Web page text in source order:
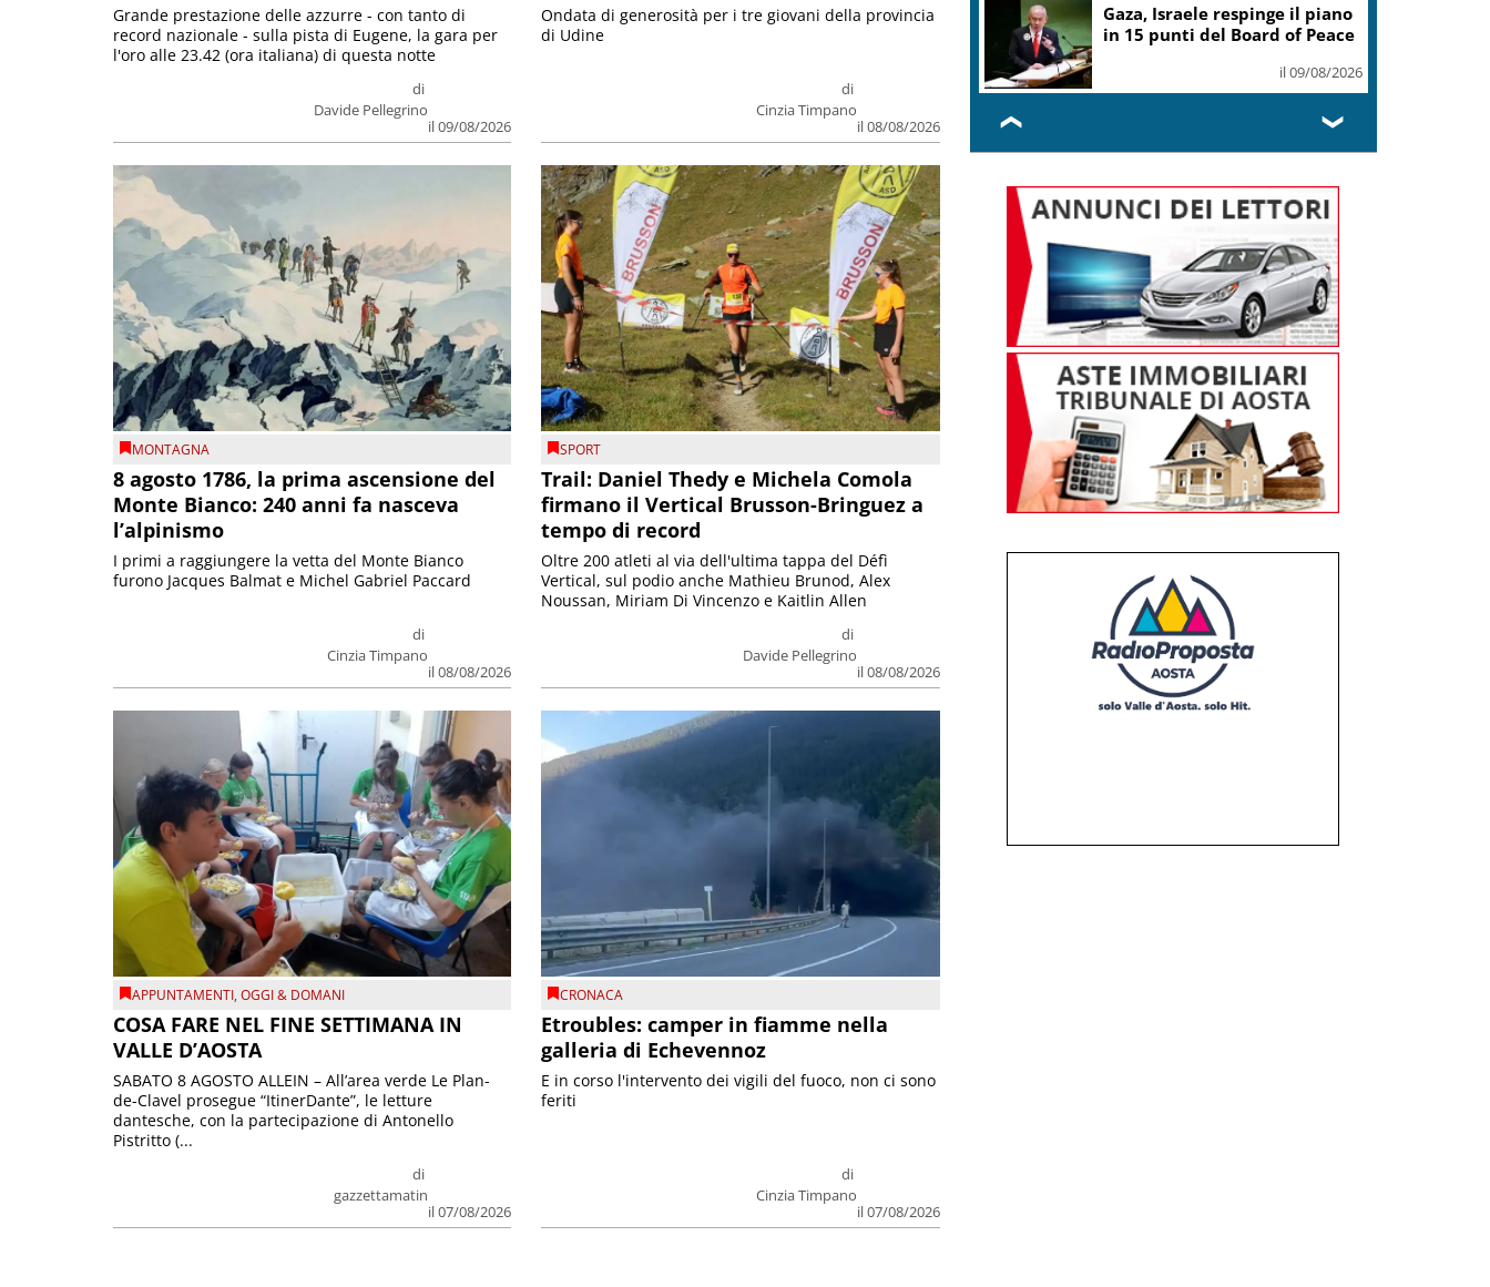
di
Davide Pellegrino
il 09/08/2026
Grande prestazione delle azzurre - con tanto di
record nazionale - sulla pista di Eugene, la gara per
l'oro alle 23.42 (ora italiana) di questa notte
di
Cinzia Timpano
il 08/08/2026
Ondata di generosità per i tre giovani della provincia
di Udine
MONTAGNA
8 agosto 1786, la prima ascensione del
Monte Bianco: 240 anni fa nasceva
l’alpinismo
di
Cinzia Timpano
il 08/08/2026
I primi a raggiungere la vetta del Monte Bianco
furono Jacques Balmat e Michel Gabriel Paccard
SPORT
Trail: Daniel Thedy e Michela Comola
firmano il Vertical Brusson-Bringuez a
tempo di record
di
Davide Pellegrino
il 08/08/2026
Oltre 200 atleti al via dell'ultima tappa del Défì
Vertical, sul podio anche Mathieu Brunod, Alex
Noussan, Miriam Di Vincenzo e Kaitlin Allen
APPUNTAMENTI,OGGI & DOMANI
COSA FARE NEL FINE SETTIMANA IN
VALLE D’AOSTA
di
gazzettamatin
il 07/08/2026
SABATO 8 AGOSTO ALLEIN – All’area verde Le Plan-
de-Clavel prosegue “ItinerDante”, le letture
dantesche, con la partecipazione di Antonello
Pistritto (...
CRONACA
Etroubles: camper in fiamme nella
galleria di Echevennoz
di
Cinzia Timpano
il 07/08/2026
E in corso l'intervento dei vigili del fuoco, non ci sono
feriti
Gaza, Israele respinge il piano
in 15 punti del Board of Peace
il 09/08/2026
❮ ❯